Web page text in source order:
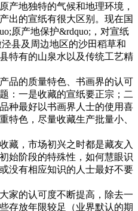
产地独特的气候和地理环境，
出的宣纸有很大区别。现在国
原产地保护&rdquo;，对宣纸
县及周边地区的沙田稻草和
特有的山泉水以及传统工艺精
的质量特色、书画界的认可
：一是收藏的宣纸要正宗；二
种最好以书画界人士的使用喜
特色，尽量收藏生产批量小、
，市场初兴之时都是藏友入
始阶段的特殊性，如何慧眼识
没有相应知识的人士最好不要
的认可度不断提高，除去一
存放年限较足（业界默认的期